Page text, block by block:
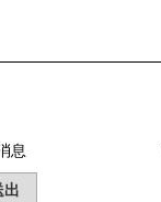
息
出